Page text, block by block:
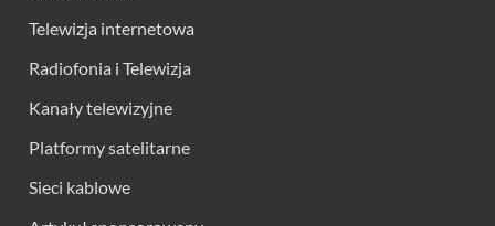
Telewizja internetowa
Radiofonia i Telewizja
Kanały telewizyjne
Platformy satelitarne
Sieci kablowe